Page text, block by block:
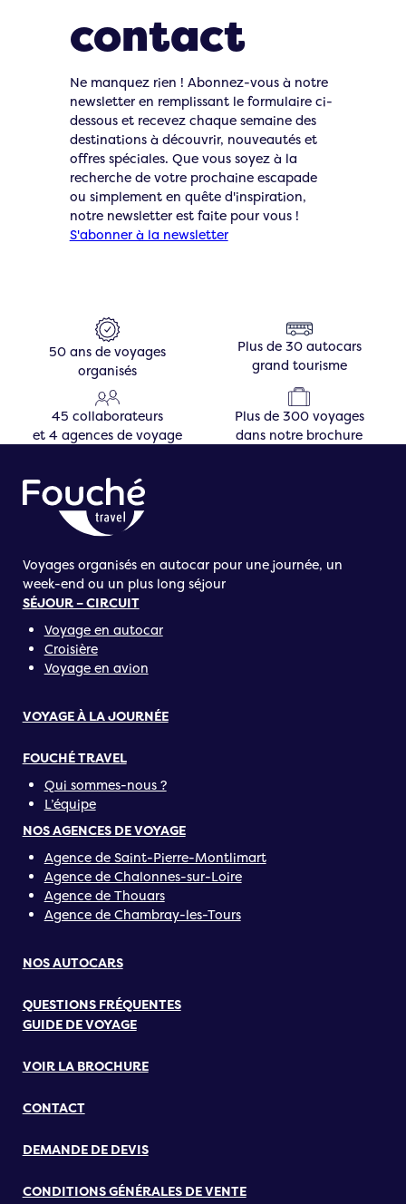
contact
Ne manquez rien ! Abonnez-vous à notre
newsletter en remplissant le formulaire ci-
dessous et recevez chaque semaine des
destinations à découvrir, nouveautés et
offres spéciales. Que vous soyez à la
recherche de votre prochaine escapade
ou simplement en quête d'inspiration,
notre newsletter est faite pour vous !
S'abonner à la newsletter
50 ans de voyages
organisés
Plus de 30 autocars
grand tourisme
45 collaborateurs
et 4 agences de voyage
Plus de 300 voyages
dans notre brochure
Voyages organisés en autocar pour une journée, un
week-end ou un plus long séjour
SÉJOUR – CIRCUIT
Voyage en autocar
Croisière
Voyage en avion
VOYAGE À LA JOURNÉE
FOUCHÉ TRAVEL
Qui sommes-nous ?
L’équipe
NOS AGENCES DE VOYAGE
Agence de Saint-Pierre-Montlimart
Agence de Chalonnes-sur-Loire
Agence de Thouars
Agence de Chambray-les-Tours
NOS AUTOCARS
QUESTIONS FRÉQUENTES
GUIDE DE VOYAGE
VOIR LA BROCHURE
CONTACT
DEMANDE DE DEVIS
CONDITIONS GÉNÉRALES DE VENTE